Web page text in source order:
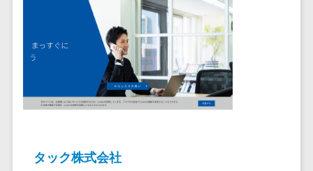
フィールド業務支援サービス>
モバイルオーダーシステム>
ホテル管理システム>
HACCP管理アプリ>
システム連携
ツール
（iPaaS）
クラウド接続
サービス
キッティング
タック株式会社